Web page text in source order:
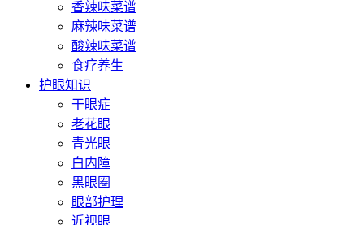
香辣味菜谱
麻辣味菜谱
酸辣味菜谱
食疗养生
护眼知识
干眼症
老花眼
青光眼
白内障
黑眼圈
眼部护理
近视眼